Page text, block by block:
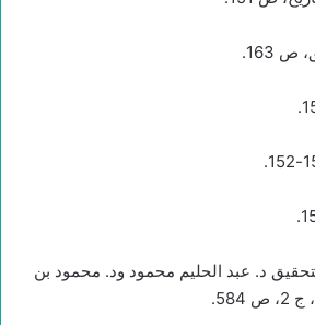
163.
د. عبد الحليم محمود ود. محمود بن